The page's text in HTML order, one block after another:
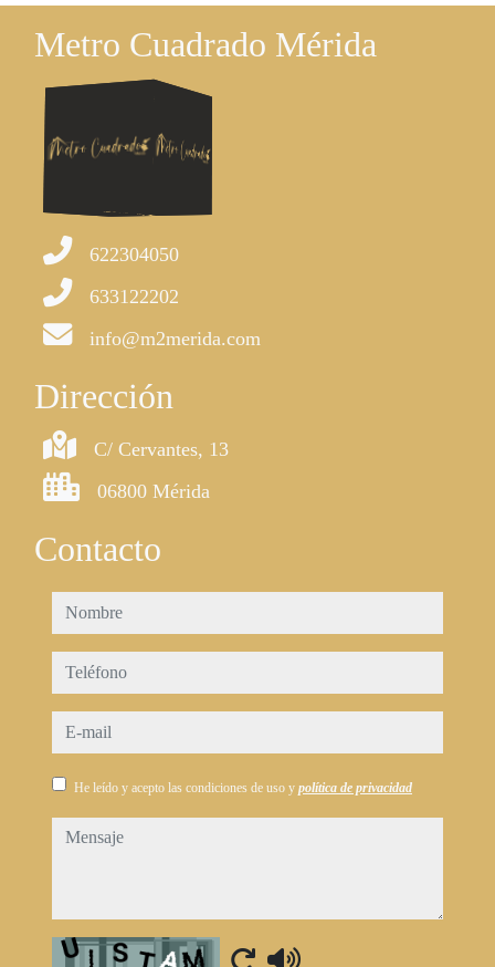
Metro Cuadrado Mérida
622304050
633122202
info@m2merida.com
Dirección
C/ Cervantes, 13
06800 Mérida
Contacto
nombre
teléfono
e-mail
He leído y acepto las condiciones de uso y política de privacidad
mensaje
Captcha